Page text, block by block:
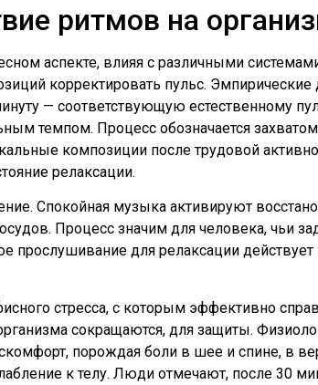
ритмов на
аспекте, влияя с различными
корректировать пульс.
— соответствующую естественному
темпом. Процесс обозначается
композиции после трудовой
релаксации.
Спокойная музыка активируют
Процесс значим для человека, чьи
прослушивание для релаксации
стресса, с которым эффективно
сокращаются, для защиты.
порождая боли в шее и спине, в
к телу. Люди отмечают, после 30